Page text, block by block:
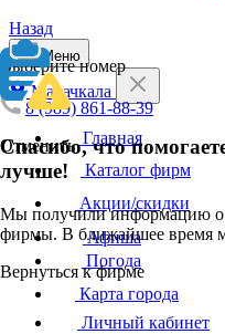
Назад
Выберите номер
8 (989) 861-88-39
Отменить
Спасибо, что
лучше!
Мы получили информацию о
фирмы. В ближайшее время
Вернуться к фирме
Меню
Махачкала
Главная
Каталог фирм
Акции/скидки
Афиша
Погода
Карта города
Личный кабинет